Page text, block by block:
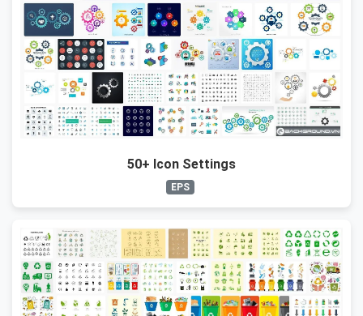
50+ Icon Settings
EPS